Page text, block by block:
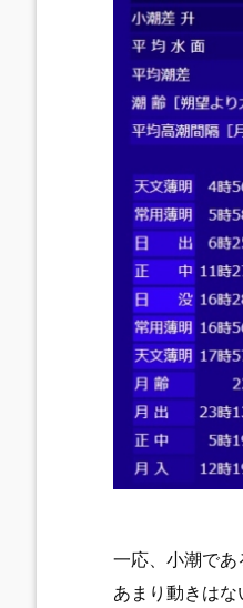
一応、小潮であ
あまり動きはな